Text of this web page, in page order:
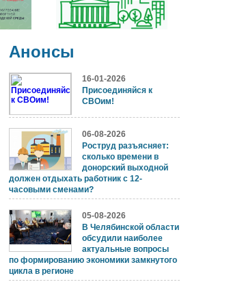
Анонсы
16-01-2026
Присоединяйся к
СВОим!
06-08-2026
Роструд разъясняет:
сколько времени в
донорский выходной
должен отдыхать работник с 12-
часовыми сменами?
05-08-2026
В Челябинской области
обсудили наиболее
актуальные вопросы
по формированию экономики замкнутого
цикла в регионе